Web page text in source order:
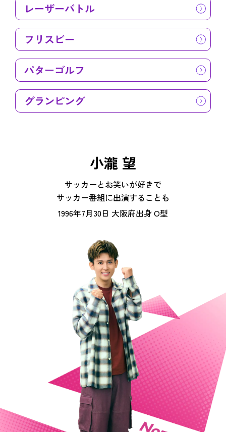
レーザーバトル
フリスビー
パターゴルフ
グランピング
小瀧 望
サッカーとお笑いが好きで
サッカー番組に出演することも
1996年7月30日 大阪府出身 O型